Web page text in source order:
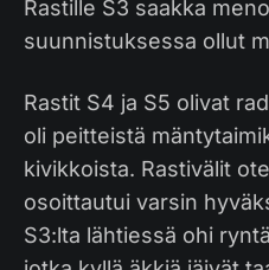
Rastille S3 saakka
suunnistuksessa ollut
Rastit S4 ja S5 olivat
oli peitteistä
kivikkoista. Rastivälit
osoittautui varsin
S3:lta lähtiessä ohi